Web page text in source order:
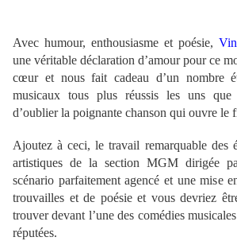
Avec humour, enthousiasme et poésie,
une véritable déclaration d’amour pour ce
cœur et nous fait cadeau d’un nombre
musicaux tous plus réussis les uns
d’oublier la poignante chanson qui ouvre le
Ajoutez à ceci, le travail remarquable des
artistiques de la section MGM dirigée
scénario parfaitement agencé et une mise
trouvailles et de poésie et vous devriez
trouver devant l’une des comédies
réputées.